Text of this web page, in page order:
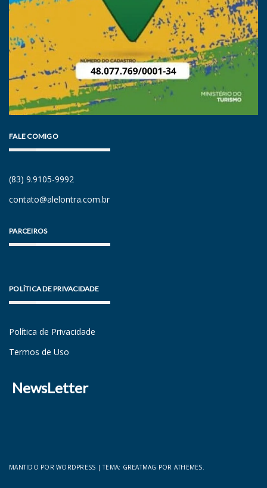
FALE COMIGO
(83) 9.9105-9992
contato@alelontra.com.br
PARCEIROS
POLÍTICA DE PRIVACIDADE
Política de Privacidade
Termos de Uso
NewsLetter
MANTIDO POR WORDPRESS |TEMA: GREATMAG POR ATHEMES.